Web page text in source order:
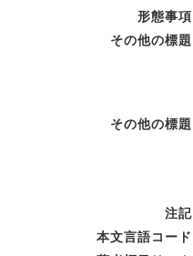
形態事項
その他の標題
その他の標題
注記
本文言語コード